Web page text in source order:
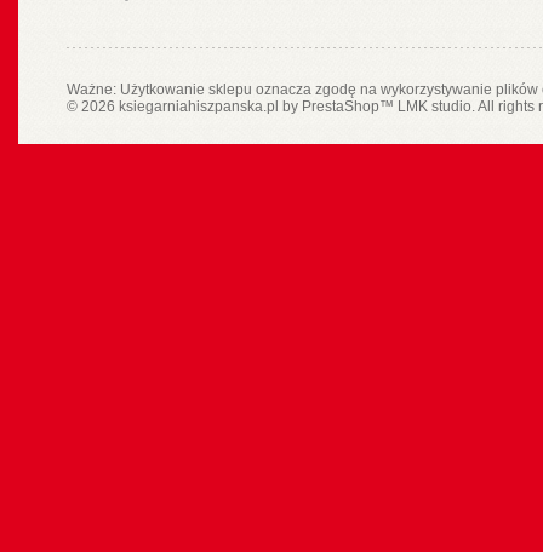
Ważne: Użytkowanie sklepu oznacza zgodę na wykorzystywanie
© 2026 ksiegarniahiszpanska.pl by PrestaShop™ LMK studio. All rights